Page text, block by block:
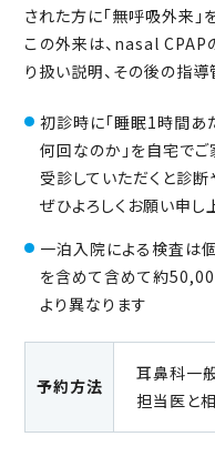
された方に「無呼吸外来｣
この外来は、nasal
り扱い説明、その後の指導
初診時に「睡眠1時間あ
何回なのか」を自宅で
受診していただくと診
ぜひよろしくお願い申し
一泊入院による検査は
を含めて含めて約
より異なります
予約方法
耳鼻科一
担当医と